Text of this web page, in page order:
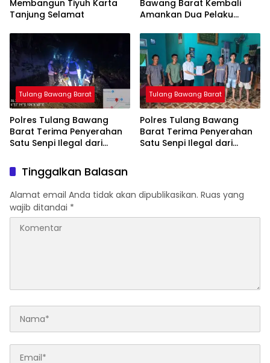
Membangun Tiyuh Karta
Tanjung Selamat
Bawang Barat Kembali
Amankan Dua Pelaku
Tulang Bawang Tengah
Tulang Bawang Barat
Polres Tulang Bawang
Barat Terima Penyerahan
Satu Senpi Ilegal dari
Tulang Bawang Barat
Polres Tulang Bawang
Barat Terima Penyerahan
Satu Senpi Ilegal dari
Tinggalkan Balasan
Alamat email Anda tidak akan dipublikasikan. Ruas yang
wajib ditandai *